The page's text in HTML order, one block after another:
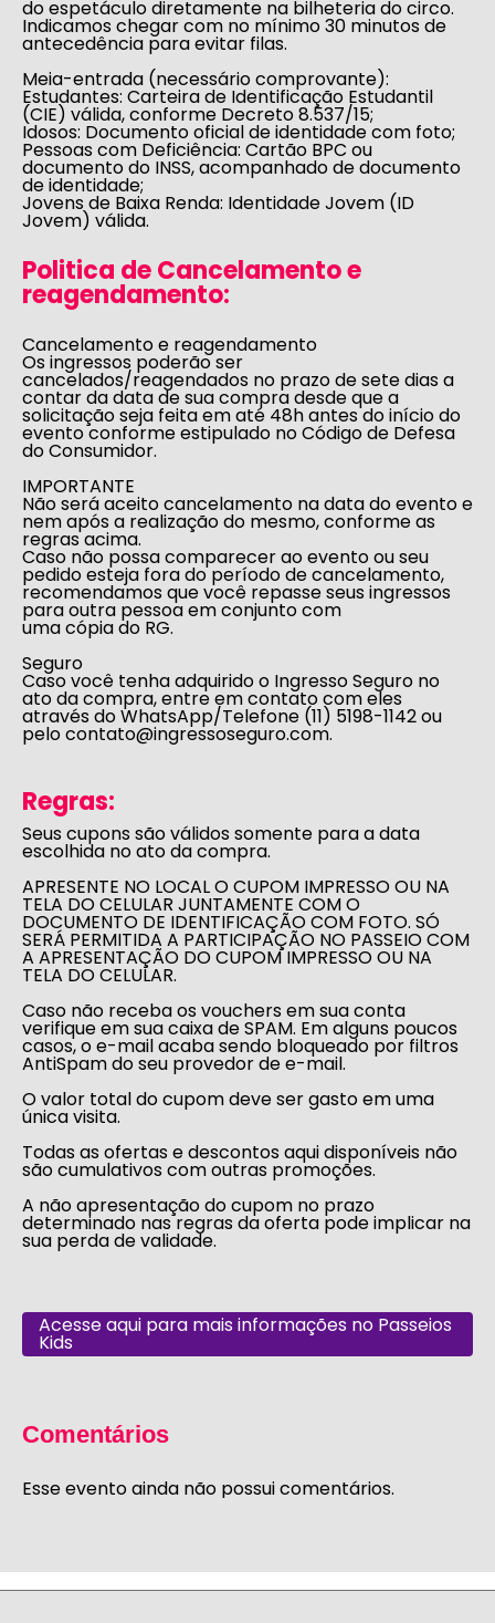
do espetáculo diretamente na bilheteria do circo.
Indicamos chegar com no mínimo 30 minutos de
antecedência para evitar filas.
Meia-entrada (necessário comprovante):
Estudantes: Carteira de Identificação Estudantil
(CIE) válida, conforme Decreto 8.537/15;
Idosos: Documento oficial de identidade com foto;
Pessoas com Deficiência: Cartão BPC ou
documento do INSS, acompanhado de documento
de identidade;
Jovens de Baixa Renda: Identidade Jovem (ID
Jovem) válida.
Politica de Cancelamento e
reagendamento:
Cancelamento e reagendamento
Os ingressos poderão ser
cancelados/reagendados no prazo de sete dias a
contar da data de sua compra desde que a
solicitação seja feita em até 48h antes do início do
evento conforme estipulado noCódigo de Defesa
do Consumidor.
IMPORTANTE
Não será aceito cancelamento na data do evento e
nem após a realização do mesmo, conforme as
regras acima.
Caso não possa comparecer ao evento ou seu
pedido esteja fora do período de cancelamento,
recomendamos que você repasse seus ingressos
para outra pessoa em conjunto com
uma cópia do RG.
Seguro
Caso você tenha adquirido o Ingresso Seguro no
ato da compra, entre em contato com eles
através do WhatsApp/Telefone (11) 5198-1142ou
pelocontato@ingressoseguro.com.
Regras:
Seus cupons são válidos somente para a data
escolhida no ato da compra.
APRESENTE NO LOCAL O CUPOM IMPRESSO OU NA
TELA DO CELULAR JUNTAMENTE COM O
DOCUMENTO DE IDENTIFICAÇÃO COM FOTO. SÓ
SERÁ PERMITIDA A PARTICIPAÇÃO NO PASSEIO COM
A APRESENTAÇÃO DO CUPOM IMPRESSO OU NA
TELA DO CELULAR.
Caso não receba os vouchers em sua conta
verifique em sua caixa de SPAM. Em alguns poucos
casos, o e-mail acaba sendo bloqueado por filtros
AntiSpam do seu provedor de e-mail.
O valor total do cupom deve ser gasto em uma
única visita.
Todas as ofertas e descontos aqui disponíveis não
são cumulativos com outras promoções.
A não apresentação do cupom no prazo
determinado nas regras da oferta pode implicar na
sua perda de validade.
Acesse aqui para mais informações no Passeios
Kids
Comentários
Esse evento ainda não possui comentários.